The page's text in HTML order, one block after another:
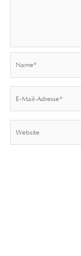
Adresse*